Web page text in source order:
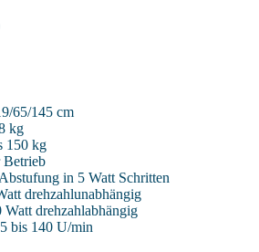
65/145 cm
kg
150 kg
Betrieb
in 5 Watt Schritten
drehzahlunabhängig
Watt drehzahlabhängig
bis 140 U/min